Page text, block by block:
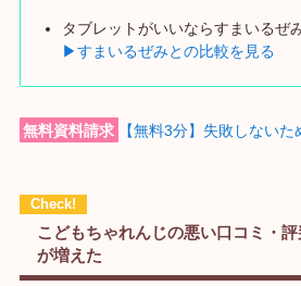
タブレットがいいならすまいるぜ
▶すまいるぜみとの比較を見る
無料資料請求 【無料3分】失敗しない
こどもちゃれんじの悪い口コミ・
が増えた